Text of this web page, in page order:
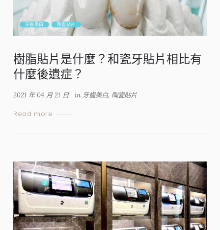
牙齒美白 陶瓷貼片
樹脂貼片是什麼？和瓷牙貼片相比有
什麼後遺症？
2021 年 04 月 21 日 in 牙齒美白, 陶瓷貼片
Read more